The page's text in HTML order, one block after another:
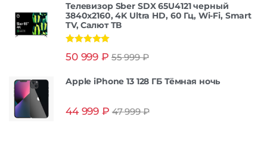
Телевизор Sber SDX 65U4121 черный
3840x2160, 4K Ultra HD, 60 Гц, Wi-Fi, Smart
TV, Салют ТВ
из 5
50 999 ₽ 55 999₽
Apple iPhone 13 128 ГБ Тёмная ночь
44 999 ₽ 47 999₽